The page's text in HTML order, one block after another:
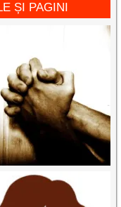
ȘI PAGINI